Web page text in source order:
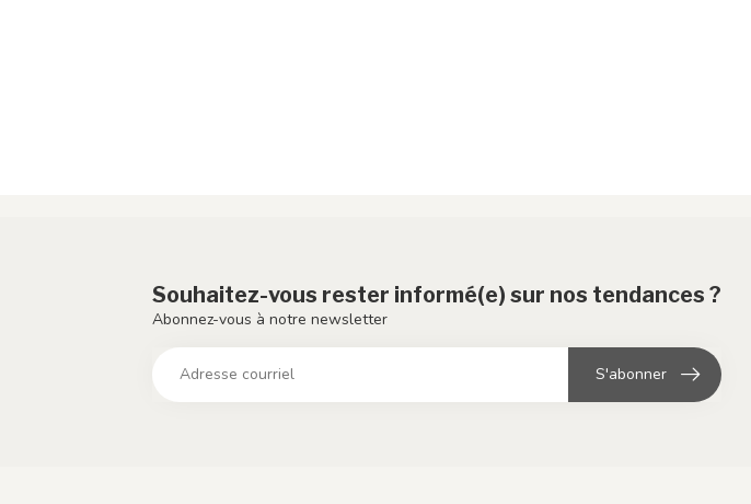
Souhaitez-vous rester informé(e) sur nos tendances ?
Abonnez-vous à notre newsletter
S'abonner